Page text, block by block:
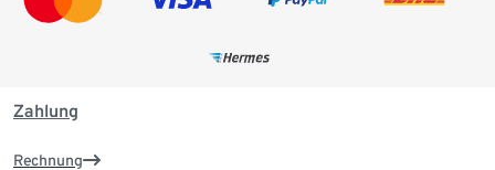
Zahlung
Rechnung